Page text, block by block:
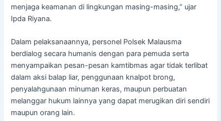
menjaga keamanan di lingkungan masing-masing,” ujar
Ipda Riyana.
Dalam pelaksanaannya, personel Polsek Malausma
berdialog secara humanis dengan para pemuda serta
menyampaikan pesan-pesan kamtibmas agar tidak terlibat
dalam aksi balap liar, penggunaan knalpot brong,
penyalahgunaan minuman keras, maupun perbuatan
melanggar hukum lainnya yang dapat merugikan diri sendiri
maupun orang lain.